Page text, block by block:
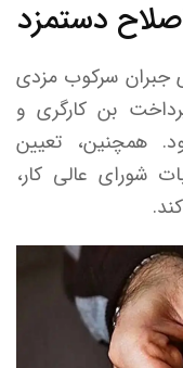
دستمزد
جبران سرکوب مزدی
بن کارگری و
همچنین، تعیین
شورای عالی کار،